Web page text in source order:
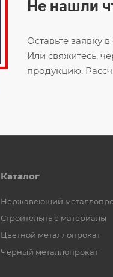
Не нашли
Оставьте заявку
Или свяжитесь,
продукцию.
Каталог
Нержавеющий
Строительные материалы
Цветной металлопрокат
Черный металлопрокат